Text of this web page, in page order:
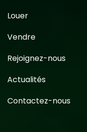
Louer
Vendre
Rejoignez-nous
Actualités
Contactez-nous